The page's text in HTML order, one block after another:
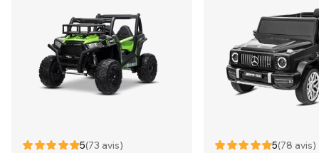
5(73 avis) 5(78 avis)